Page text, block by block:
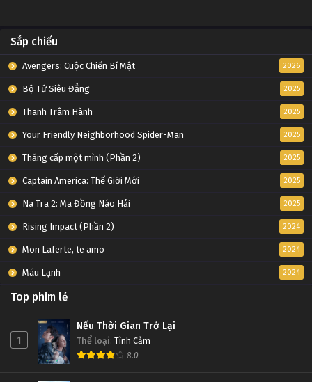
Sắp chiếu
Avengers: Cuộc Chiến Bí Mật 2026
Bộ Tứ Siêu Đẳng 2025
Thanh Trâm Hành 2025
Your Friendly Neighborhood Spider-Man 2025
Thăng cấp một mình (Phần 2) 2025
Captain America: Thế Giới Mới 2025
Na Tra 2: Ma Đồng Náo Hải 2025
Rising Impact (Phần 2) 2024
Mon Laferte, te amo 2024
Máu Lạnh 2024
Top phim lẻ
1
Nếu Thời Gian Trở Lại
Thể loại: Tình Cảm
8.0